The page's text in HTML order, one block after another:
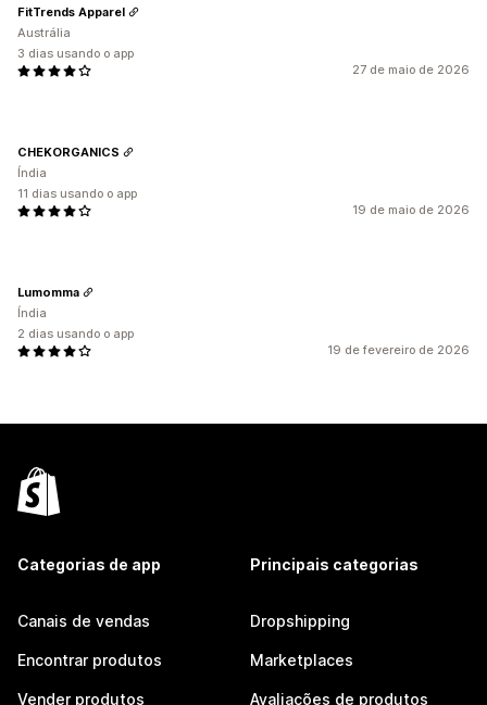
27 de maio de 2026
FitTrends Apparel
Austrália
3 dias usando o app
19 de maio de 2026
CHEKORGANICS
Índia
11 dias usando o app
19 de fevereiro de 2026
Lumomma
Índia
2 dias usando o app
Categorias de app
Canais de vendas
Encontrar produtos
Vender produtos
Principais categorias
Dropshipping
Marketplaces
Avaliações de produtos